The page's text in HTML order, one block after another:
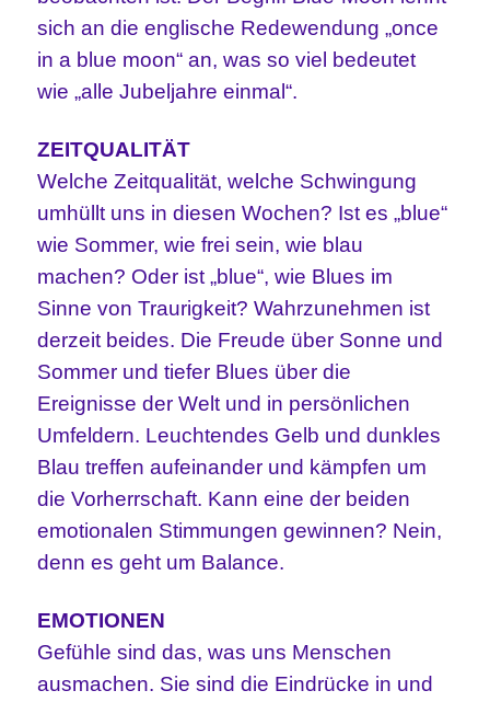
sich an die englische Redewendung „once
in a blue moon“ an, was so viel bedeutet
wie „alle Jubeljahre einmal“.
ZEITQUALITÄT
Welche Zeitqualität, welche Schwingung
umhüllt uns in diesen Wochen? Ist es „blue“
wie Sommer, wie frei sein, wie blau
machen? Oder ist „blue“, wie Blues im
Sinne von Traurigkeit? Wahrzunehmen ist
derzeit beides. Die Freude über Sonne und
Sommer und tiefer Blues über die
Ereignisse der Welt und in persönlichen
Umfeldern. Leuchtendes Gelb und dunkles
Blau treffen aufeinander und kämpfen um
die Vorherrschaft. Kann eine der beiden
emotionalen Stimmungen gewinnen? Nein,
denn es geht um Balance.
EMOTIONEN
Gefühle sind das, was uns Menschen
ausmachen. Sie sind die Eindrücke in und